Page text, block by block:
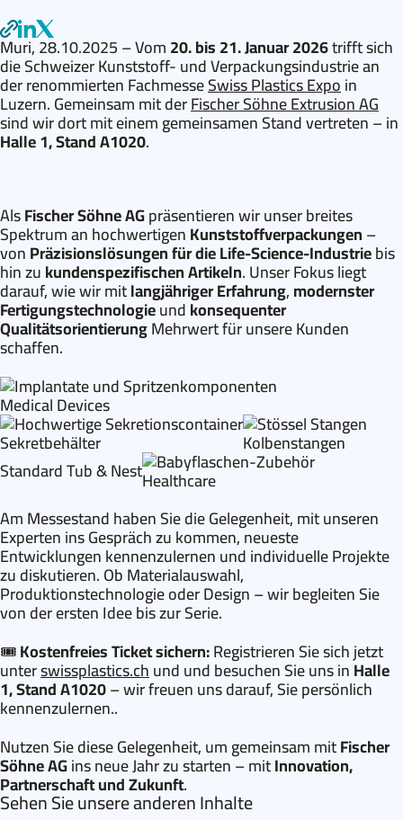
Muri, 28.10.2025– Vom20. bis 21. Januar 2026trifft sich
die Schweizer Kunststoff- und Verpackungsindustrie an
der renommierten FachmesseSwiss Plastics Expoin
Luzern. Gemeinsam mit derFischer Söhne Extrusion AG
sind wir dort mit einem gemeinsamen Stand vertreten – in
Halle 1, Stand A1020.
AlsFischer Söhne AGpräsentieren wir unser breites
Spektrum an hochwertigenKunststoffverpackungen–
vonPräzisionslösungen für die Life-Science-Industriebis
hin zukundenspezifischen Artikeln. Unser Fokus liegt
darauf, wie wir mitlangjähriger Erfahrung,modernster
Fertigungstechnologieundkonsequenter
QualitätsorientierungMehrwert für unsere Kunden
schaffen.
Medical Devices
Sekretbehälter
Kolbenstangen
Standard Tub & NestHealthcare
Am Messestand haben Sie die Gelegenheit, mit unseren
Experten ins Gespräch zu kommen, neueste
Entwicklungen kennenzulernen und individuelle Projekte
zu diskutieren. Ob Materialauswahl,
Produktionstechnologie oder Design – wir begleiten Sie
von der ersten Idee bis zur Serie.
🎟️Kostenfreies Ticket sichern:Registrieren Sie sich jetzt
unterswissplastics.chund und besuchen Sie uns inHalle
1, Stand A1020– wir freuen uns darauf, Sie persönlich
kennenzulernen..
Nutzen Sie diese Gelegenheit, um gemeinsam mitFischer
Söhne AGins neue Jahr zu starten – mitInnovation,
Partnerschaft und Zukunft.
Sehen Sie unsere anderen Inhalte